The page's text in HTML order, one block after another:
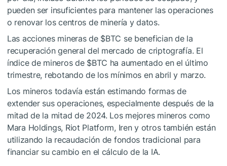
pueden ser insuficientes para mantener las operaciones
o renovar los centros de minería y datos.
Las acciones mineras de $BTC se benefician de la
recuperación general del mercado de criptografía. El
índice de mineros de $BTC ha aumentado en el último
trimestre, rebotando de los mínimos en abril y marzo.
Los mineros todavía están estimando formas de
extender sus operaciones, especialmente después de la
mitad de la mitad de 2024. Los mejores mineros como
Mara Holdings, Riot Platform, Iren y otros también están
utilizando la recaudación de fondos tradicional para
financiar su cambio en el cálculo de la IA.